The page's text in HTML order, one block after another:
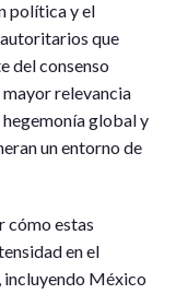
política y el
que
del consenso
relevancia
global y
un entorno de
cómo estas
en el
incluyendo México